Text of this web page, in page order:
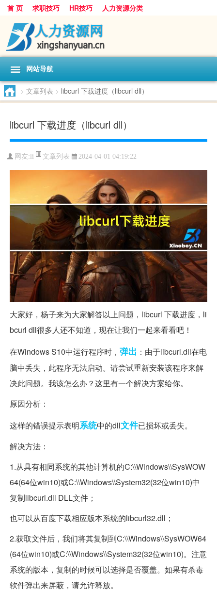
首 页 求职技巧 HR技巧 人力资源分类
网站导航
> 文章列表 > libcurl 下载进度（libcurl dll）
libcurl 下载进度（libcurl dll）
网友:li 文章列表 2024-04-01 04:19:22
大家好，杨子来为大家解答以上问题，libcurl 下载进度，li
bcurl dll很多人还不知道，现在让我们一起来看看吧！
在Windows S10中运行程序时， 弹出 ：由于libcurl.dll在电
脑中丢失，此程序无法启动。请尝试重新安装该程序来解
决此问题。我该怎么办？这里有一个解决方案给你。
原因分析：
这样的错误提示表明系统中的dll文件已损坏或丢失。
解决方法：
1.从具有相同系统的其他计算机的C:\\Windows\\SysWOW
64(64位win10)或C:\\Windows\\System32(32位win10)中
复制libcurl.dll DLL文件；
也可以从百度下载相应版本系统的libcurl32.dll；
2.获取文件后，我们将其复制到C:\\Windows\\SysWOW64
(64位win10)或C:\\Windows\\System32(32位win10)。注意
系统的版本，复制的时候可以选择是否覆盖。如果有杀毒
软件弹出来屏蔽，请允许释放。